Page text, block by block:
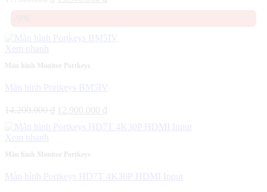
15.900.000 ₫.
Xem nhanh
Màn hình Monitor Portkeys
Màn hình Portkeys BM5IV
14.200.000₫
Giá
là:
12.900.000 ₫
tại
Xem nhanh
Màn hình Monitor Portkeys
Màn hình Portkeys HD7T 4K30P HDMI Input